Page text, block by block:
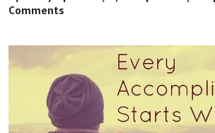
Comments